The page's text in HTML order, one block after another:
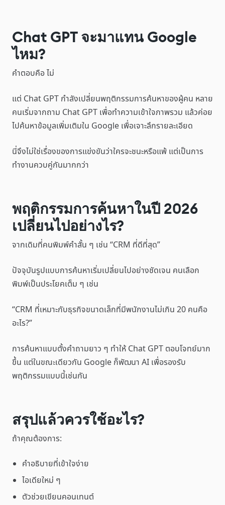
Chat GPT จะมาแทน Google
ไหม?
คำตอบคือ ไม่
แต่ Chat GPT กำลังเปลี่ยนพฤติกรรมการค้นหาของผู้คน หลาย
คนเริ่มจากถาม Chat GPT เพื่อทำความเข้าใจภาพรวม แล้วค่อย
ไปค้นหาข้อมูลเพิ่มเติมใน Google เพื่อเจาะลึกรายละเอียด
นี่จึงไม่ใช่เรื่องของการแข่งขันว่าใครจะชนะหรือแพ้ แต่เป็นการ
ทำงานควบคู่กันมากกว่า
พฤติกรรมการค้นหาในปี 2026
เปลี่ยนไปอย่างไร?
จากเดิมที่คนพิมพ์คำสั้น ๆ เช่น “CRM ที่ดีที่สุด”
ปัจจุบันรูปแบบการค้นหาเริ่มเปลี่ยนไปอย่างชัดเจน คนเลือก
พิมพ์เป็นประโยคเต็ม ๆ เช่น
“CRM ที่เหมาะกับธุรกิจขนาดเล็กที่มีพนักงานไม่เกิน 20 คนคือ
อะไร?”
การค้นหาแบบตั้งคำถามยาว ๆ ทำให้ Chat GPT ตอบโจทย์มาก
ขึ้น แต่ในขณะเดียวกัน Google ก็พัฒนา AI เพื่อรองรับ
พฤติกรรมแบบนี้เช่นกัน
สรุปแล้วควรใช้อะไร?
ถ้าคุณต้องการ:
คำอธิบายที่เข้าใจง่าย
ไอเดียใหม่ ๆ
ตัวช่วยเขียนคอนเทนต์